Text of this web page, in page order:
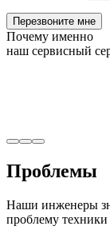
Почему именно
наш сервисный
Проблемы
Наши инженеры
проблему техники